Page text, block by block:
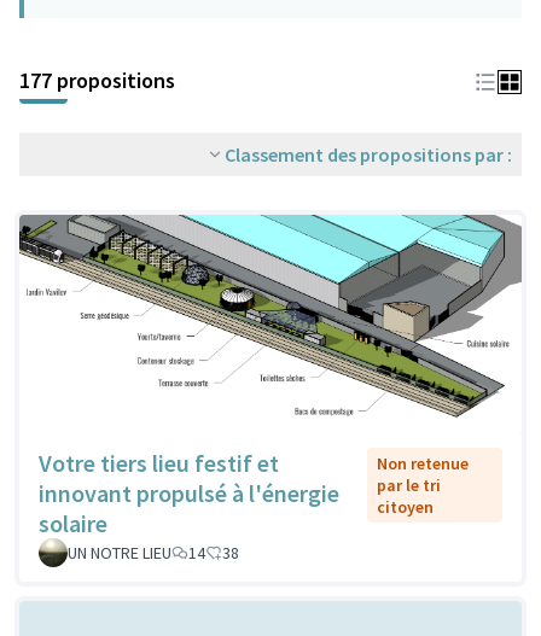
177 propositions
Classement des propositions par :
Votre tiers lieu festif et
innovant propulsé à l'énergie
solaire
Non retenue
par le tri
citoyen
UN NOTRE LIEU 14 38